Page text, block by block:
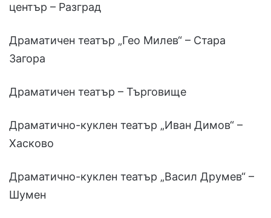
център – Разград
Драматичен театър „Гео Милев“ – Стара
Загора
Драматичен театър – Търговище
Драматично-куклен театър „Иван Димов“ –
Хасково
Драматично-куклен театър „Васил Друмев“ –
Шумен